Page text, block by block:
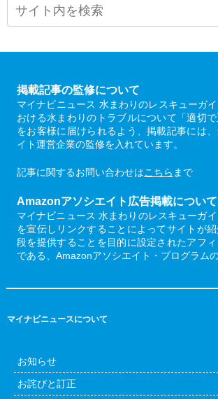
掲載記事の監修について
マイナビニュース 水まわりのレスキューガ
おける水まわりのトラブルについて「適切で
をお客様に届けられるよう、掲載記事には
イト運営企業の監修を入れています。
記事に関するお問い合わせはこちら まで
Amazonアソシエイト広告掲載について
マイナビニュース 水まわりのレスキューガ
を宣伝しリンクすることによってサイトが
段を提供することを目的に設定されたアフ
である、Amazonアソシエイト・プログラム
マイナビニュースについて
お知らせ
お詫びと訂正